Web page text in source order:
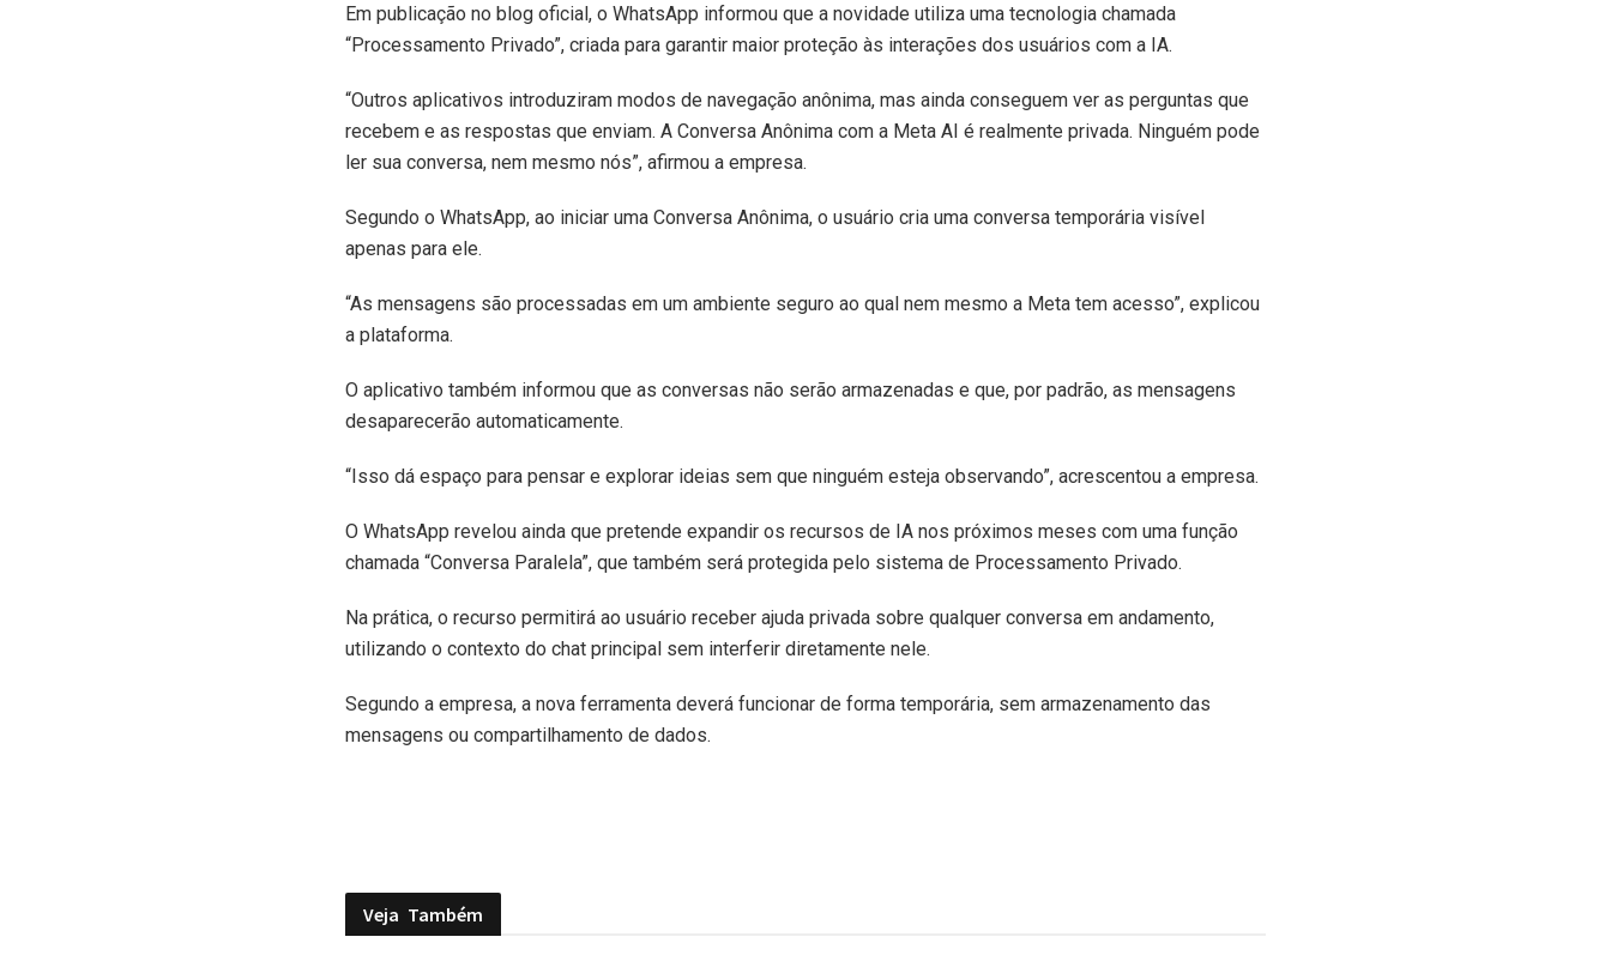
Em publicação no blog oficial, o WhatsApp informou que a novidade utiliza uma tecnologia chamada
“Processamento Privado”, criada para garantir maior proteção às interações dos usuários com a IA.
“Outros aplicativos introduziram modos de navegação anônima, mas ainda conseguem ver as perguntas que
recebem e as respostas que enviam. A Conversa Anônima com a Meta AI é realmente privada. Ninguém pode
ler sua conversa, nem mesmo nós”, afirmou a empresa.
Segundo o WhatsApp, ao iniciar uma Conversa Anônima, o usuário cria uma conversa temporária visível
apenas para ele.
“As mensagens são processadas em um ambiente seguro ao qual nem mesmo a Meta tem acesso”, explicou
a plataforma.
O aplicativo também informou que as conversas não serão armazenadas e que, por padrão, as mensagens
desaparecerão automaticamente.
“Isso dá espaço para pensar e explorar ideias sem que ninguém esteja observando”, acrescentou a empresa.
O WhatsApp revelou ainda que pretende expandir os recursos de IA nos próximos meses com uma função
chamada “Conversa Paralela”, que também será protegida pelo sistema de Processamento Privado.
Na prática, o recurso permitirá ao usuário receber ajuda privada sobre qualquer conversa em andamento,
utilizando o contexto do chat principal sem interferir diretamente nele.
Segundo a empresa, a nova ferramenta deverá funcionar de forma temporária, sem armazenamento das
mensagens ou compartilhamento de dados.
Veja Também